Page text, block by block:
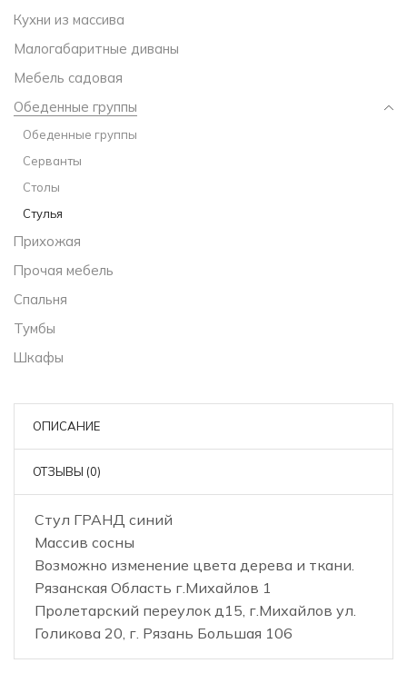
Кухни из массива
Малогабаритные диваны
Мебель садовая
Обеденные группы
Обеденные группы
Серванты
Столы
Стулья
Прихожая
Прочая мебель
Спальня
Тумбы
Шкафы
ОПИСАНИЕ
ОТЗЫВЫ (0)
Стул ГРАНД синий
Массив сосны
Возможно изменение цвета дерева и ткани.
Рязанская Область г.Михайлов 1
Пролетарский переулок д15, г.Михайлов ул.
Голикова 20, г. Рязань Большая 106